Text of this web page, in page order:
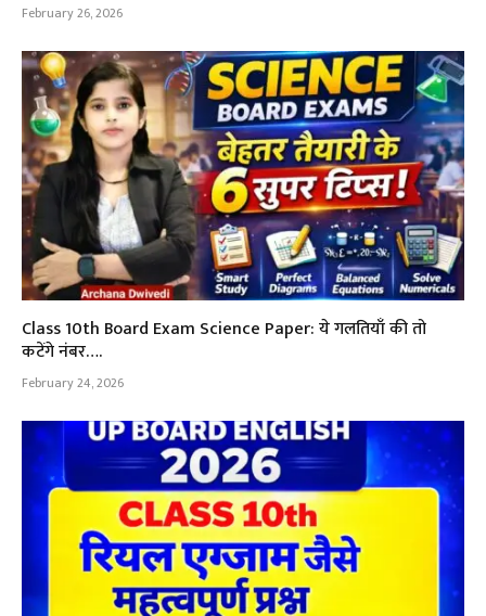
February 26, 2026
Class 10th Board Exam Science Paper: ये गलतियाँ की तो
कटेंगे नंबर….
February 24, 2026